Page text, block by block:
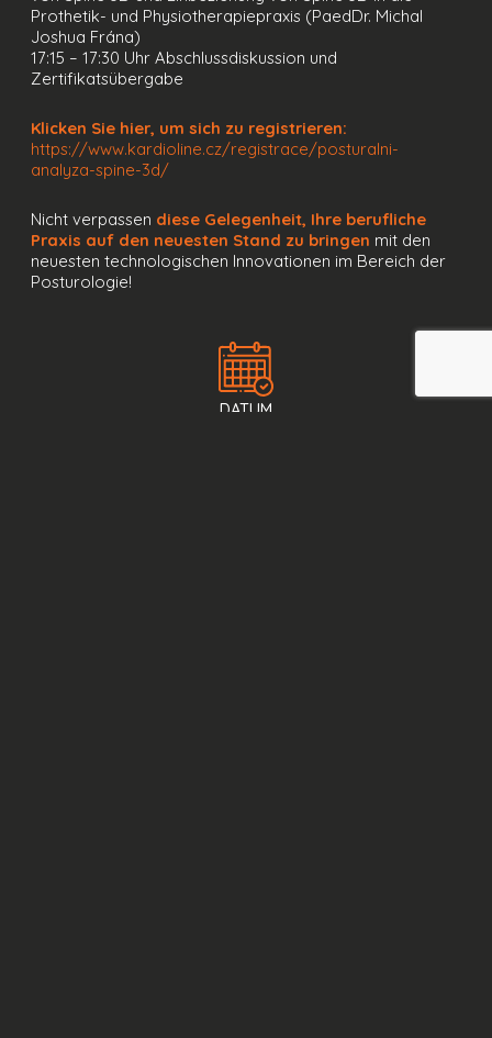
Prothetik- und Physiotherapiepraxis (PaedDr. Michal
Joshua Frána)
17:15 – 17:30 Uhr Abschlussdiskussion und
Zertifikatsübergabe
Klicken Sie hier, um sich zu registrieren:
https://www.kardioline.cz/registrace/posturalni-
analyza-spine-3d/
Nicht verpassen diese Gelegenheit, Ihre berufliche
Praxis auf den neuesten Stand zu bringen mit den
neuesten technologischen Innovationen im Bereich der
Posturologie!
DATUM